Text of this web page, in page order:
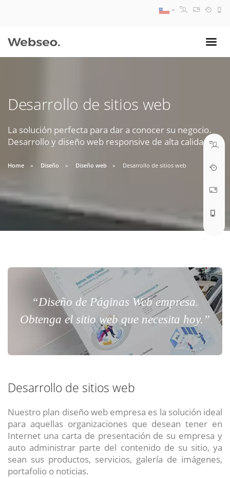
Desarrollo de sitios web
La solución perfecta para dar a conocer su negocio.
Desarrollo y diseño web responsive de alta calidad.
Home Diseño Diseño web Desarrollo de sitios web
“Diseño de Páginas Web empresa.
Obtenga el sitio web que necesita hoy.”
Desarrollo de sitios web
Nuestro plan diseño web empresa es la solución ideal
para aquellas organizaciones que desean tener en
Internet una carta de presentación de su empresa y
auto administrar parte del contenido de su sitio, ya
sean sus productos, servicios, galería de imágenes,
portafolio o noticias.
09:30 AM A 18:30 PM
soporte@webseo.cl